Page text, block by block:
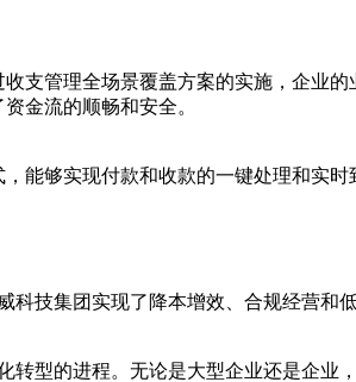
支管理全场景覆盖方案的实施，企业
金流的顺畅和安全。
能够实现付款和收款的一键处理和实
技集团实现了降本增效、合规经营和
型的进程。无论是大型企业还是企业